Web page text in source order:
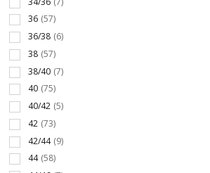
36 (57)
36/38 (6)
38 (57)
38/40 (7)
40 (75)
40/42 (5)
42 (73)
42/44 (9)
44 (58)